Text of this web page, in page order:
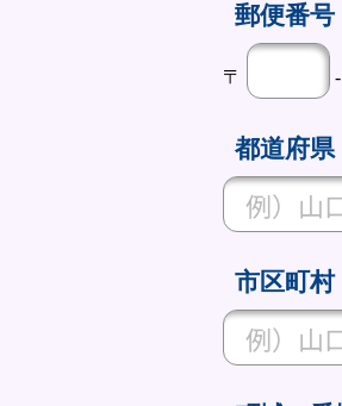
郵便番号
〒 -
都道府県
市区町村